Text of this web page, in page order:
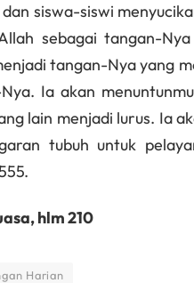
siswa-siswi
sebagai tangan-
tangan-Nya yang
Ia akan
lain menjadi lurus. Ia
tubuh untuk
hlm 210
Harian